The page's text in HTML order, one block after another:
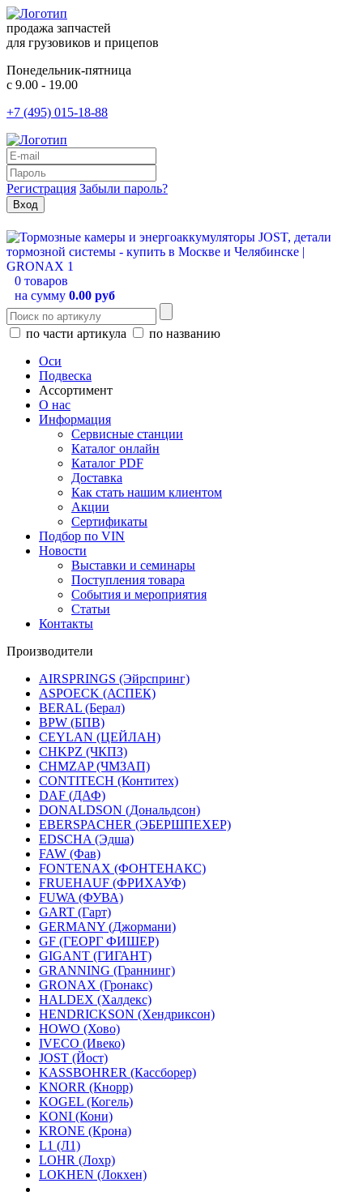
продажа запчастей
для грузовиков и прицепов
Понедельник-пятница
с 9.00 - 19.00
+7 (495) 015-18-88
Регистрация Забыли пароль?
0 товаров
на сумму 0.00 руб
по части артикула
по названию
Оси
Подвеска
Ассортимент
О нас
Информация
Сервисные станции
Каталог онлайн
Каталог PDF
Доставка
Как стать нашим клиентом
Акции
Сертификаты
Подбор по VIN
Новости
Выставки и семинары
Поступления товара
События и мероприятия
Статьи
Контакты
Производители
AIRSPRINGS (Эйрспринг)
ASPOECK (АСПЕК)
BERAL (Берал)
BPW (БПВ)
CEYLAN (ЦЕЙЛАН)
CHKPZ (ЧКПЗ)
CHMZAP (ЧМЗАП)
CONTITECH (Контитех)
DAF (ДАФ)
DONALDSON (Дональдсон)
EBERSPACHER (ЭБЕРШПЕХЕР)
EDSCHA (Эдша)
FAW (Фав)
FONTENAX (ФОНТЕНАКС)
FRUEHAUF (ФРИХАУФ)
FUWA (ФУВА)
GART (Гарт)
GERMANY (Джормани)
GF (ГЕОРГ ФИШЕР)
GIGANT (ГИГАНТ)
GRANNING (Граннинг)
GRONAX (Гронакс)
HALDEX (Халдекс)
HENDRICKSON (Хендриксон)
HOWO (Хово)
IVECO (Ивеко)
JOST (Йост)
KASSBOHRER (Касcборер)
KNORR (Кнорр)
KOGEL (Когель)
KONI (Кони)
KRONE (Крона)
L1 (Л1)
LOHR (Лохр)
LOKHEN (Локхен)